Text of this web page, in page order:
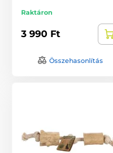
Raktáron
3 990 Ft
Összehasonlítás